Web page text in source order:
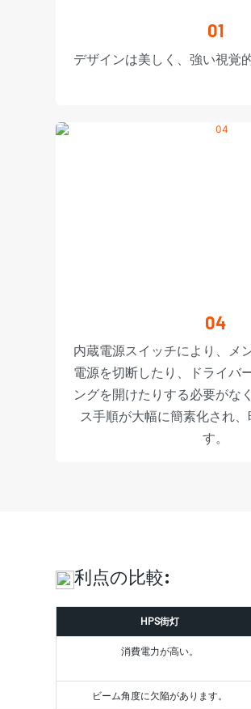
01
デザインは美しく、強い視覚
04
内蔵電源スイッチにより、メ
電源を切断したり、ドライバ
ングを開けたりする必要がな
ス手順が大幅に簡素化され
す。
利点の比較:
HPS街灯
消費電力が高い。
ビーム角度に欠陥があります。